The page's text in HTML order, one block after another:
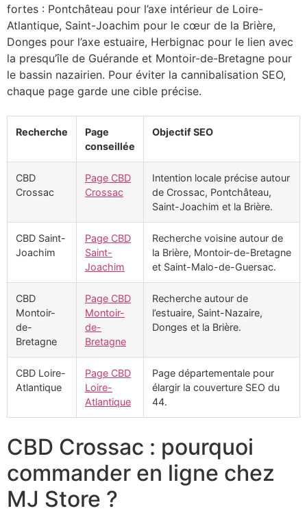
fortes : Pontchâteau pour l’axe intérieur de Loire-
Atlantique, Saint-Joachim pour le cœur de la Brière,
Donges pour l’axe estuaire, Herbignac pour le lien avec
la presqu’île de Guérande et Montoir-de-Bretagne pour
le bassin nazairien. Pour éviter la cannibalisation SEO,
chaque page garde une cible précise.
Recherche
Page
conseillée
Objectif SEO
CBD
Crossac
Page CBD
Crossac
Intention locale précise autour
de Crossac, Pontchâteau,
Saint-Joachim et la Brière.
CBD Saint-
Joachim
Page CBD
Saint-
Joachim
Recherche voisine autour de
la Brière, Montoir-de-Bretagne
et Saint-Malo-de-Guersac.
CBD
Montoir-
de-
Bretagne
Page CBD
Montoir-
de-
Bretagne
Recherche autour de
l’estuaire, Saint-Nazaire,
Donges et la Brière.
CBD Loire-
Atlantique
Page CBD
Loire-
Atlantique
Page départementale pour
élargir la couverture SEO du
44.
CBD Crossac : pourquoi
commander en ligne chez
MJ Store ?